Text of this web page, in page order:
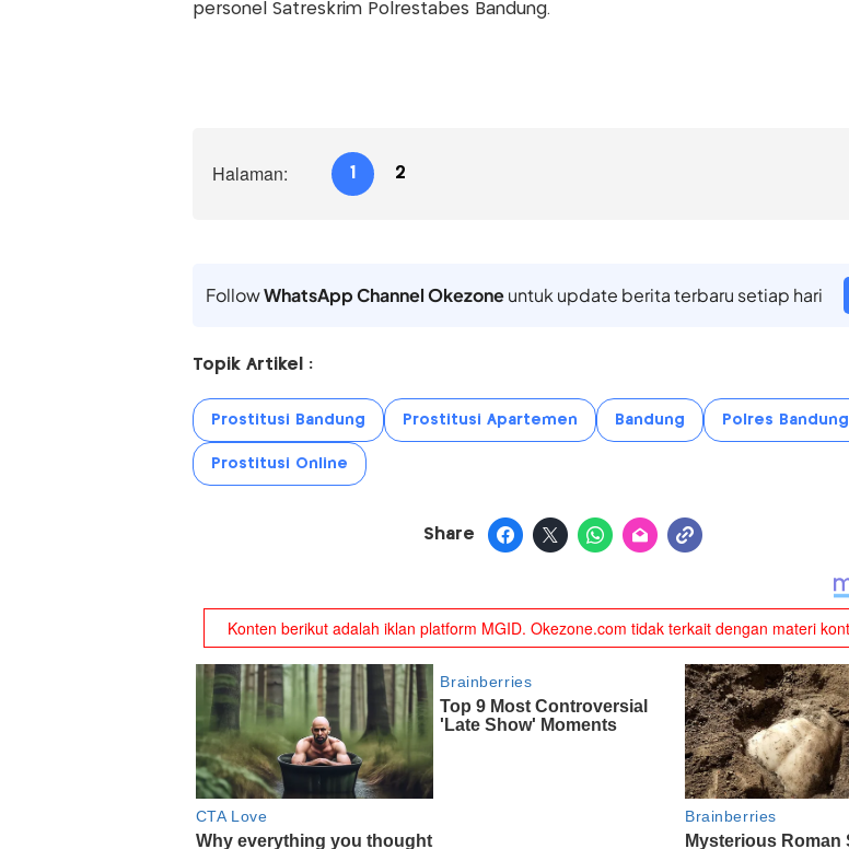
personel Satreskrim Polrestabes Bandung.
Halaman: 1 2
FollowWhatsApp Channel Okezoneuntuk update berita terbaru setiap hari
Topik Artikel :
Prostitusi Bandung Prostitusi Apartemen Bandung Polres Bandung
Prostitusi Online
Share